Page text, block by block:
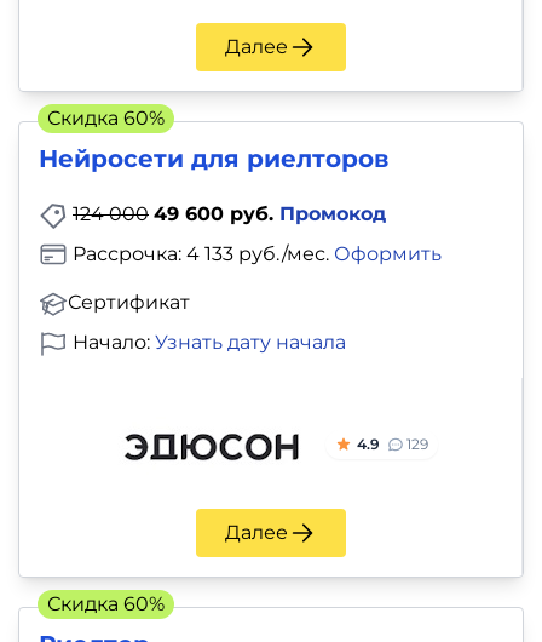
Далее
Нейросети для риелторов
124 000 49 600 руб. Промокод
Сертификат
Рассрочка: 4 133 руб./мес. Оформить
Начало: Узнать дату начала
4.9 129
Далее
Скидка 60%
Скидка 60%